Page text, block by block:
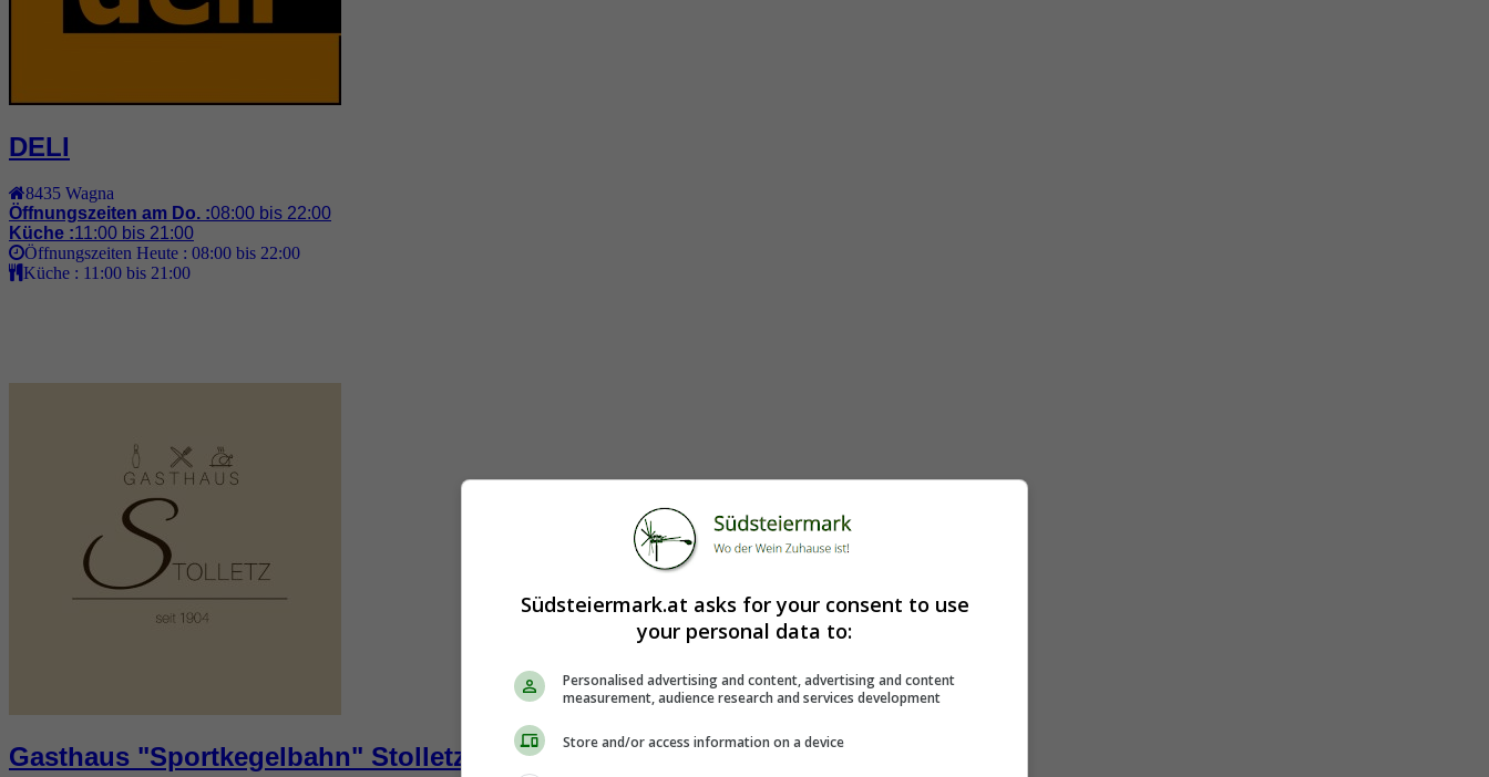
DELI
8435 Wagna
Öffnungszeiten am Do. :08:00 bis 22:00
Küche :11:00 bis 21:00
Öffnungszeiten Heute : 08:00 bis 22:00
Küche : 11:00 bis 21:00
Gasthaus "Sportkegelbahn" Stolletz
Südsteiermark.at asks for your consent to use
your personal data to:
Personalised advertising and content, advertising and content
measurement, audience research and services development
Store and/or access information on a device